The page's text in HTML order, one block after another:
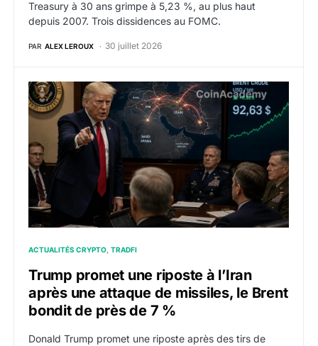
Treasury à 30 ans grimpe à 5,23 %, au plus haut
depuis 2007. Trois dissidences au FOMC.
PAR ALEX LEROUX 30 juillet 2026
Trump promet une riposte à l’Iran après une attaque
ACTUALITÉS CRYPTO TRADFI
Trump promet une riposte à l’Iran
après une attaque de missiles, le Brent
bondit de près de 7 %
Donald Trump promet une riposte après des tirs de